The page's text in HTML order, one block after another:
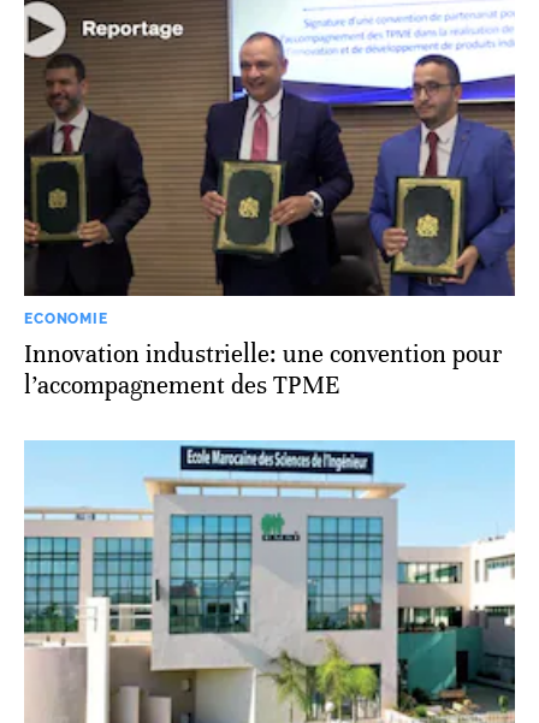
ECONOMIE
Innovation industrielle: une convention pour
l’accompagnement des TPME